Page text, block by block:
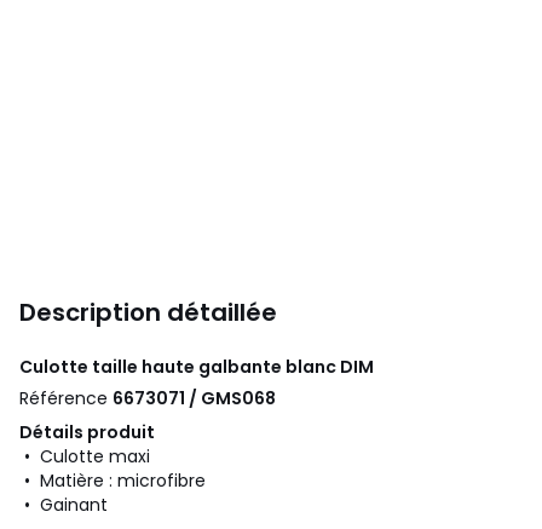
Description détaillée
Culotte taille haute galbante blanc DIM
Référence 6673071 / GMS068
Détails produit
• Culotte maxi
• Matière : microfibre
• Gainant